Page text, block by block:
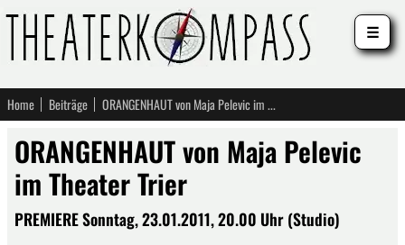
Home Beiträge ORANGENHAUT von Maja Pelevic im Theater Trier
ORANGENHAUT von Maja Pelevic
im Theater Trier
PREMIERE Sonntag, 23.01.2011, 20.00 Uhr (Studio)
☰